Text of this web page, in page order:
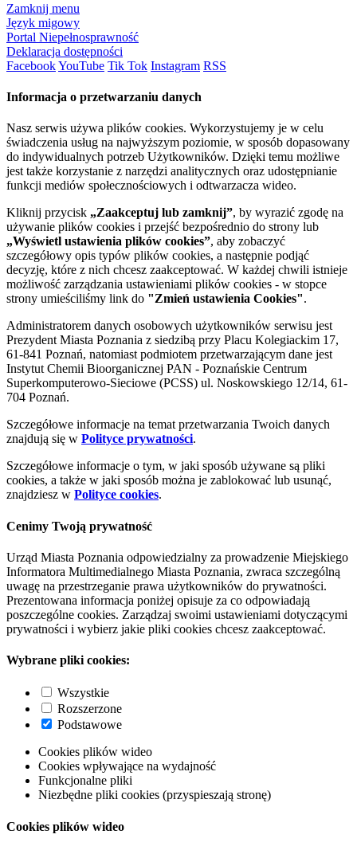
Zamknij menu
Język migowy
Portal Niepełnosprawność
Deklaracja dostępności
FacebookYouTube Tik Tok Instagram RSS
Informacja o przetwarzaniu danych
Nasz serwis używa plików cookies. Wykorzystujemy je w celu
świadczenia usług na najwyższym poziomie, w sposób dopasowany
do indywidualnych potrzeb Użytkowników. Dzięki temu możliwe
jest także korzystanie z narzędzi analitycznych oraz udostępnianie
funkcji mediów społecznościowych i odtwarzacza wideo.
Kliknij przycisk „Zaakceptuj lub zamknij”, by wyrazić zgodę na
używanie plików cookies i przejść bezpośrednio do strony lub
„Wyświetl ustawienia plików cookies”, aby zobaczyć
szczegółowy opis typów plików cookies, a następnie podjąć
decyzję, które z nich chcesz zaakceptować. W każdej chwili istnieje
możliwość zarządzania ustawieniami plików cookies - w stopce
strony umieściliśmy link do "Zmień ustawienia Cookies".
Administratorem danych osobowych użytkowników serwisu jest
Prezydent Miasta Poznania z siedzibą przy Placu Kolegiackim 17,
61-841 Poznań, natomiast podmiotem przetwarzającym dane jest
Instytut Chemii Bioorganicznej PAN - Poznańskie Centrum
Superkomputerowo-Sieciowe (PCSS) ul. Noskowskiego 12/14, 61-
704 Poznań.
Szczegółowe informacje na temat przetwarzania Twoich danych
znajdują się w Polityce prywatności.
Szczegółowe informacje o tym, w jaki sposób używane są pliki
cookies, a także w jaki sposób można je zablokować lub usunąć,
znajdziesz w Polityce cookies.
Cenimy Twoją prywatność
Urząd Miasta Poznania odpowiedzialny za prowadzenie Miejskiego
Informatora Multimedialnego Miasta Poznania, zwraca szczególną
uwagę na przestrzeganie prawa użytkowników do prywatności.
Prezentowana informacja poniżej opisuje za co odpowiadają
poszczególne cookies. Zarządzaj swoimi ustawieniami dotyczącymi
prywatności i wybierz jakie pliki cookies chcesz zaakceptować.
Wybrane pliki cookies:
Wszystkie
Rozszerzone
Podstawowe
Cookies plików wideo
Cookies wpływające na wydajność
Funkcjonalne pliki
Niezbędne pliki cookies (przyspieszają stronę)
Cookies plików wideo